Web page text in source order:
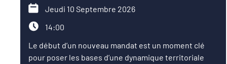
Jeudi 10 Septembre 2026
14:00
Le début d’un nouveau mandat est un moment clé
pour poser les bases d’une dynamique territoriale